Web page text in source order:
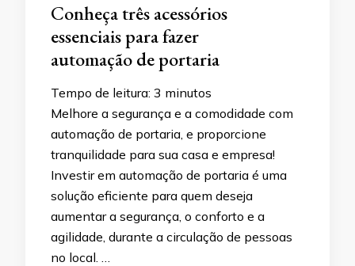
Conheça três acessórios
essenciais para fazer
automação de portaria
Tempo de leitura: 3 minutos
Melhore a segurança e a comodidade com
automação de portaria, e proporcione
tranquilidade para sua casa e empresa!
Investir em automação de portaria é uma
solução eficiente para quem deseja
aumentar a segurança, o conforto e a
agilidade, durante a circulação de pessoas
no local. …